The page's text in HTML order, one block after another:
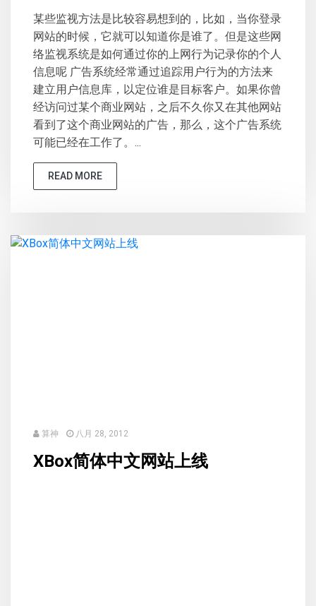
某些监视方法是比较容易想到的，比如，当你登录
网站的时候，它就可以知道你是谁了。但是这些网
络监视系统是如何通过你的上网行为记录你的个人
信息呢 广告系统经常通过追踪用户行为的方法来
建立用户信息库，以定位谁是目标客户。如果你曾
经访问过某个商业网站，之后不久你又在其他网站
看到了这个商业网站的广告，那么，这个广告系统
可能已经在工作了。...
READ MORE
算神 八月 28, 2012
XBox简体中文网站上线